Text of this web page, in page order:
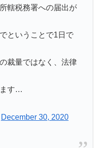
轄税務署への届出が
ということで1日で
裁量ではなく、法律
ます…
December 30, 2020